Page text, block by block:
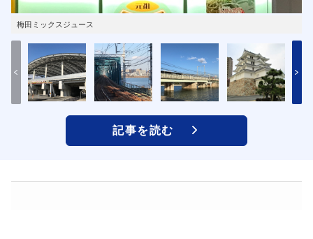
梅田ミックスジュース
記事を読む